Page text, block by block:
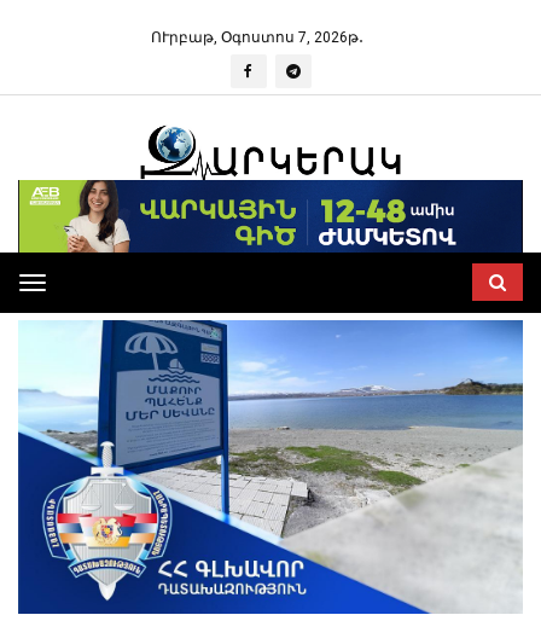
ՈՒրբաթ, Օգոստոս 7, 2026թ․
Toggle
navigation